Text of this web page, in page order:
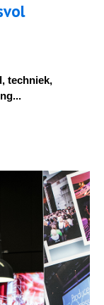
techniek,